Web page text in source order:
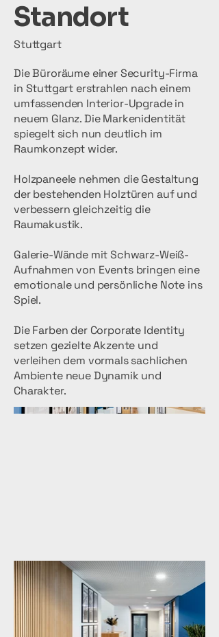
Standort
Stuttgart
Die Büroräume einer Security-Firma
in Stuttgart erstrahlen nach einem
umfassenden Interior-Upgrade in
neuem Glanz. Die Markenidentität
spiegelt sich nun deutlich im
Raumkonzept wider.
Holzpaneele nehmen die Gestaltung
der bestehenden Holztüren auf und
verbessern gleichzeitig die
Raumakustik.
Galerie-Wände mit Schwarz-Weiß-
Aufnahmen von Events bringen eine
emotionale und persönliche Note ins
Spiel.
Die Farben der Corporate Identity
setzen gezielte Akzente und
verleihen dem vormals sachlichen
Ambiente neue Dynamik und
Charakter.